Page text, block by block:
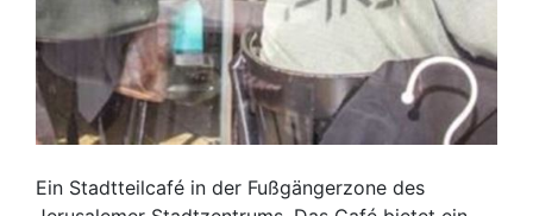
Ein Stadtteilcafé in der Fußgängerzone des